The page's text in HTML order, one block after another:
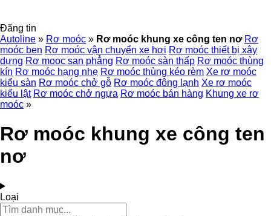
Đăng tin
Autoline » Rơ moóc » Rơ moóc khung xe công ten nơ Rơ
moóc ben Rơ moóc vận chuyển xe hơi Rơ moóc thiết bị xây
dựng Rơ mooc san phẳng Rơ moóc sàn thấp Rơ moóc thùng
kín Rơ moóc hạng nhẹ Rơ moóc thùng kéo rèm Xe rơ moóc
kiểu sàn Rơ moóc chở gỗ Rơ moóc đông lạnh Xe rơ moóc
kiểu lật Rơ moóc chở ngựa Rơ moóc bán hàng Khung xe rơ
moóc »
Rơ moóc khung xe công ten
nơ
Loại